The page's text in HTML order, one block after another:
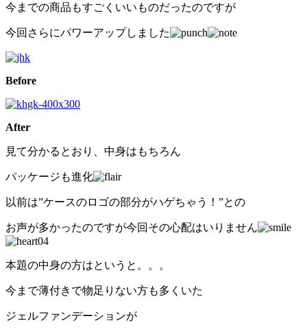
今までの商品もすごくいいものだったのですが
今回さらにパワーアップしました
Before
After
見て分かるとおり、中身はもちろん
パッケージも進化
以前は”ケースのロゴの部分がハゲちゃう！”との
お声が多かったのですが今回その心配はいりません
本題の中身の方はというと。。。
今まで薄付きで物足りない方も多くいた
ジェルファンデーションが